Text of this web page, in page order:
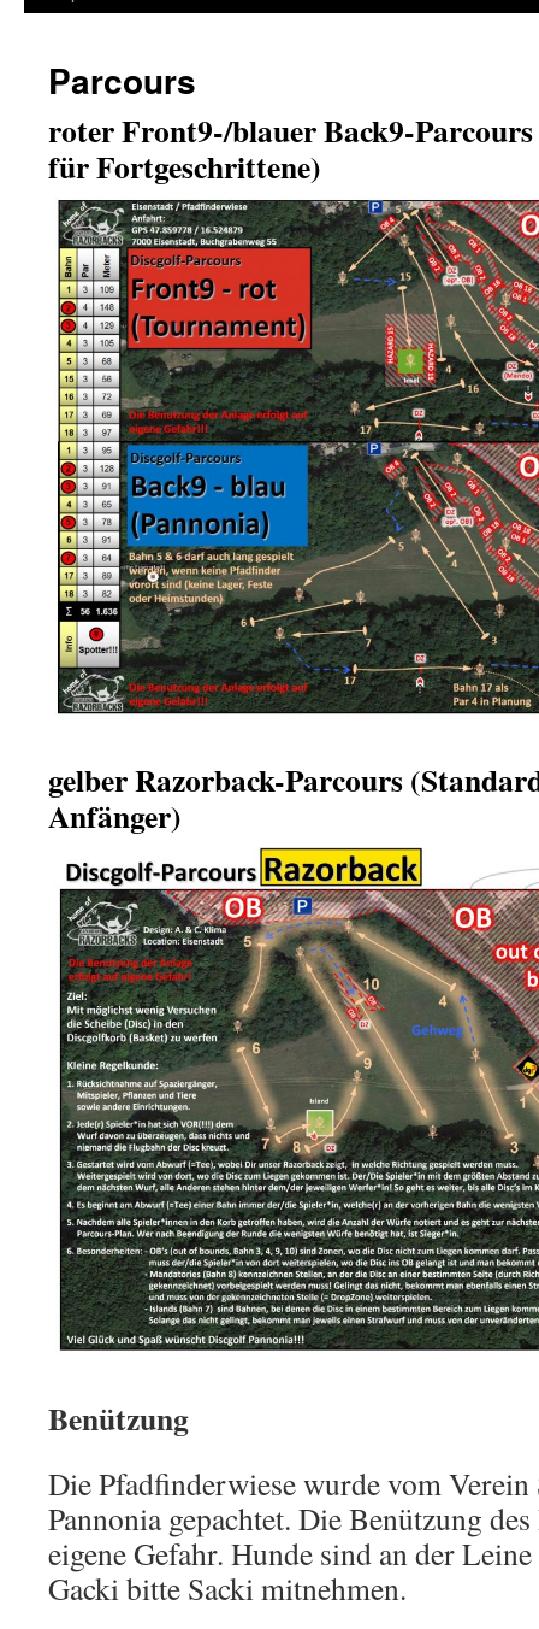
Parcours
roter Front9-/blauer Back9-
für Fortgeschrittene)
gelber Razorback-Parcours
Anfänger)
Benützung
Die Pfadfinderwiese wurde vom
Pannonia gepachtet. Die Benützung
eigene Gefahr. Hunde sind an der
Gacki bitte Sacki mitnehmen.